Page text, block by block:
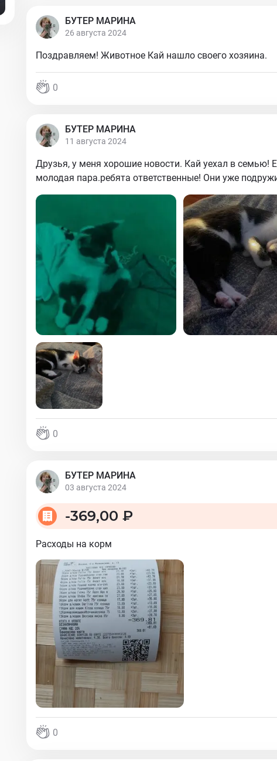
БУТЕР МАРИНА
26 августа 2024
Поздравляем! Животное Кай нашло своего хозяина.
0
БУТЕР МАРИНА
11 августа 2024
Друзья, у меня хорошие новости. Кай уехал в семью!
молодая пара.ребята ответственные! Они уже
0
БУТЕР МАРИНА
03 августа 2024
-369,00 ₽
Расходы на корм
0